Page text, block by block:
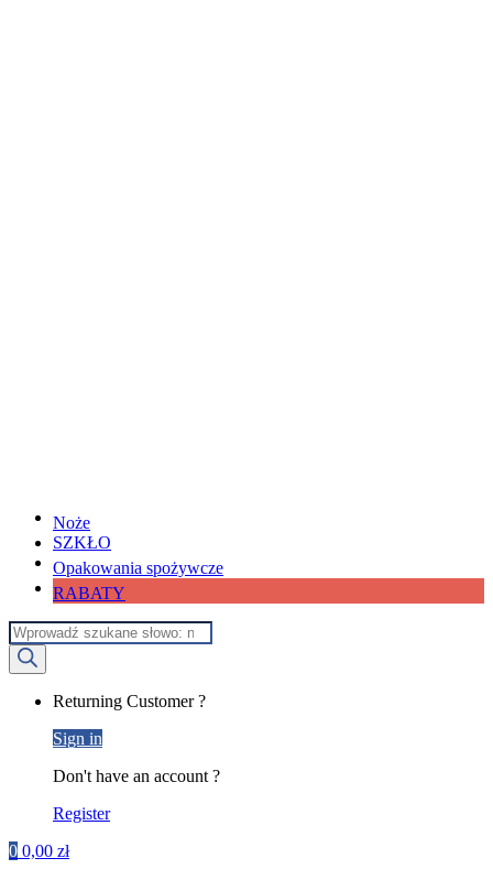
Noże
SZKŁO
Opakowania spożywcze
RABATY
Wyszukiwarka
produktów
Returning Customer ?
Sign in
Don't have an account ?
Register
0 0,00 zł